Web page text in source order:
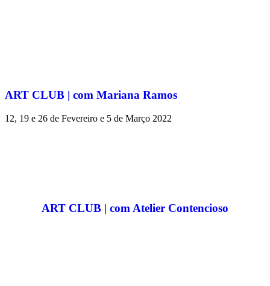
ART CLUB | com Mariana Ramos
12, 19 e 26 de Fevereiro e 5 de Março 2022
ART CLUB | com Atelier Contencioso